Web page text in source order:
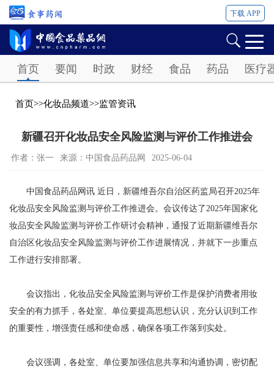
下载 APP
首页 要闻 时政 财经 食品 药品 医疗
首页>>化妆品频道>>监管资讯
新疆召开化妆品安全风险监测与评价工作推进会
作者：张一 来源：中国食品药品网 2025-06-04
中国食品药品网讯 近日，新疆维吾尔自治区药监局召开2025年
化妆品安全风险监测与评价工作推进会。会议传达了2025年国家化
妆品安全风险监测与评价工作研讨会精神，通报了近期新疆维吾尔
自治区化妆品安全风险监测与评价工作进展情况，并就下一步重点
工作进行安排部署。
会议指出，化妆品安全风险监测与评价工作是保护消费者用妆
安全的有力抓手，各处室、单位要提高思想认识，充分认识到工作
的重要性，增强责任感和使命感，确保各项工作落到实处。
会议强调，各处室、单位要加强信息共享和沟通协调，密切配